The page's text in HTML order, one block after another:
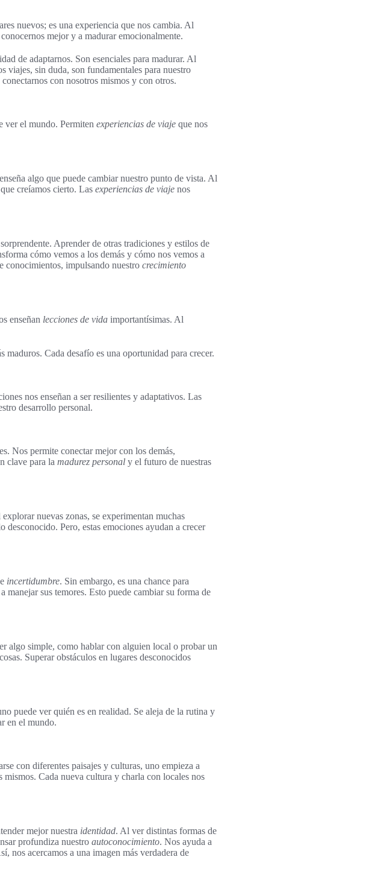
nuevos; es una experiencia que nos cambia. Al
mejor y a madurar emocionalmente.
de adaptarnos. Son esenciales para madurar. Al
viajes, sin duda, son fundamentales para nuestro
con nosotros mismos y con otros.
ver el mundo. Permiten experiencias de viaje que nos
algo que puede cambiar nuestro punto de vista. Al
creíamos cierto. Las experiencias de viaje nos
Aprender de otras tradiciones y estilos de
cómo vemos a los demás y cómo nos vemos a
conocimientos, impulsando nuestro crecimiento
enseñan lecciones de vida importantísimas. Al
Cada desafío es una oportunidad para crecer.
nos enseñan a ser resilientes y adaptativos. Las
desarrollo personal.
Nos permite conectar mejor con los demás,
clave para la madurez personal y el futuro de nuestras
nuevas zonas, se experimentan muchas
desconocido. Pero, estas emociones ayudan a crecer
e incertidumbre. Sin embargo, es una chance para
manejar sus temores. Esto puede cambiar su forma de
algo simple, como hablar con alguien local o probar un
Superar obstáculos en lugares desconocidos
puede ver quién es en realidad. Se aleja de la rutina y
en el mundo.
con diferentes paisajes y culturas, uno empieza a
Cada nueva cultura y charla con locales nos
mejor nuestra identidad. Al ver distintas formas de
profundiza nuestro autoconocimiento. Nos ayuda a
nos acercamos a una imagen más verdadera de